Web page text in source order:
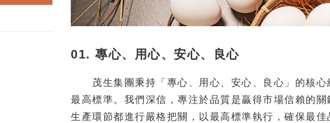
01. 專心、用心、安心、良心
茂生集團秉持「專心、用心、安心、良心」的核心
最高標準。我們深信，專注於品質是贏得市場信賴的
生產環節都進行嚴格把關，以最高標準執行，確保最佳